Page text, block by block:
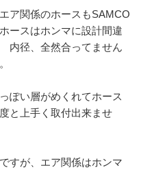
ア関係のホースもSAMCO
ースはホンマに設計間違
内径、全然合ってません
ぽい層がめくれてホース
と上手く取付出来ませ
すが、エア関係はホンマ